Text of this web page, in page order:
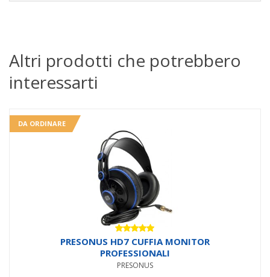
Altri prodotti che potrebbero
interessarti
DA ORDINARE
Valutato
5.00su 5
PRESONUS HD7 CUFFIA MONITOR
PROFESSIONALI
PRESONUS